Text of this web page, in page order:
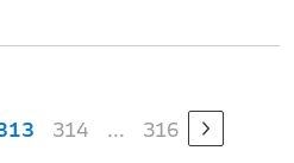
314 ... 316